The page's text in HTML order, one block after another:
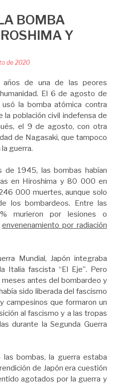
BOMBA
Y
de 2020
de una de las peores
El 6 de agosto de
la bomba atómica contra
la población civil indefensa de
el 9 de agosto, con otra
de Nagasaki, que tampoco
guerra.
de 1945, las bombas habían
en Hiroshima y 80 000 en
000 muertes, aunque solo
los bombardeos. Entre las
murieron por lesiones o
envenenamiento por radiación
Mundial, Japón integraba
Italia fascista “El Eje”. Pero
meses antes del bombardeo y
sido liberada del fascismo
campesinos que formaron un
al fascismo y a las tropas
durante la Segunda Guerra
bombas, la guerra estaba
de Japón era cuestión
agotados por la guerra y